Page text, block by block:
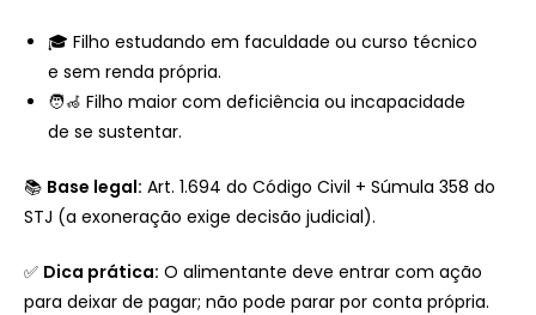
🎓 Filho estudando em faculdade ou curso técnico
e sem renda própria.
🧑‍🦽 Filho maior com deficiência ou incapacidade
de se sustentar.
📚 Base legal: Art. 1.694 do Código Civil + Súmula 358 do
STJ (a exoneração exige decisão judicial).
✅ Dica prática: O alimentante deve entrar com ação
para deixar de pagar; não pode parar por conta própria.